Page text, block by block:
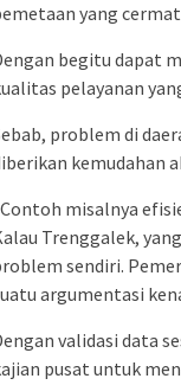
yang
begitu dapat
pelayanan
problem di
kemudahan
misalnya
Trenggalek,
sendiri.
argumentasi
validasi data
pusat untuk